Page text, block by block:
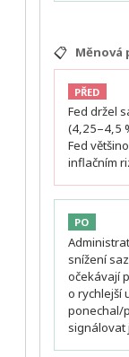
📋 Měnová
PŘED
Fed držel
(4,25–4,5
Fed
inflačním
PO
snížení
očekávají
o rychlejší
ponechal/
signálovat